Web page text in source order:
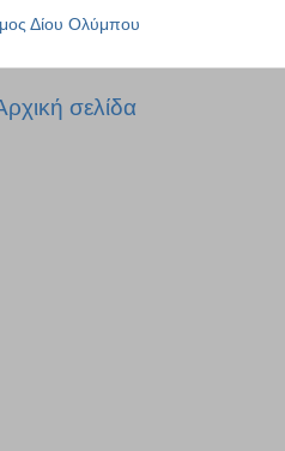
Δίου Ολύμπου
σελίδα